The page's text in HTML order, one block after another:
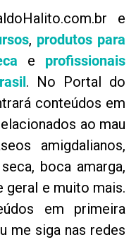
e
, produtos para
e profissionais
. No Portal do
conteúdos em
ao mau
amigdalianos,
boca amarga,
geral e muito mais.
em primeira
me siga nas redes